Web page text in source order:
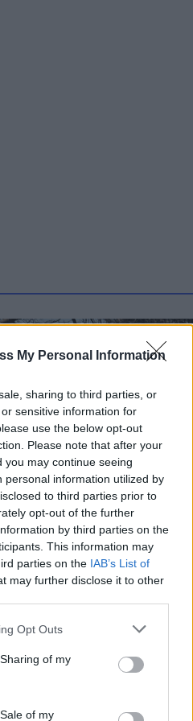
My Personal Information
sharing to third parties, or
sensitive information for
use the below opt-out
Please note that after your
may continue seeing
personal information utilized by
to third parties prior to
opt-out of the further
by third parties on the
This information may
parties on the IAB’s List of
may further disclose it to other
app uses one or more Google
behaviour. You may click to
and its third-party tags to
purposes in below Google
Opt Outs
of my
of my
τις πληγές της -
μετά τη φωτιά